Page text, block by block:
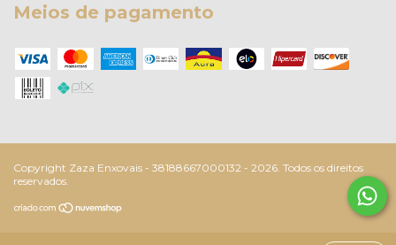
Meios de pagamento
Copyright Zaza Enxovais - 38188667000132 - 2026. Todos os direitos
reservados.